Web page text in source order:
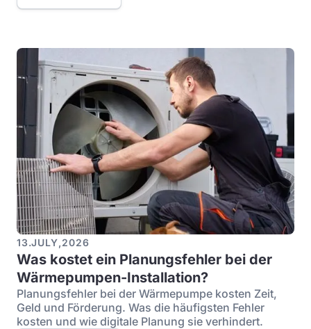
13.JULY,2026
Was kostet ein Planungsfehler bei der
Wärmepumpen-Installation?
Planungsfehler bei der Wärmepumpe kosten Zeit,
Geld und Förderung. Was die häufigsten Fehler
kosten und wie digitale Planung sie verhindert.